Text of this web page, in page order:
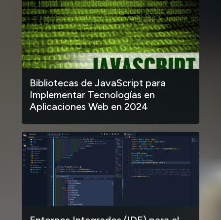
Bibliotecas de JavaScript para
Implementar Tecnologías en
Aplicaciones Web en 2024